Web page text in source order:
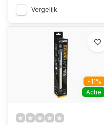
Vergelijk
-11%
Actie